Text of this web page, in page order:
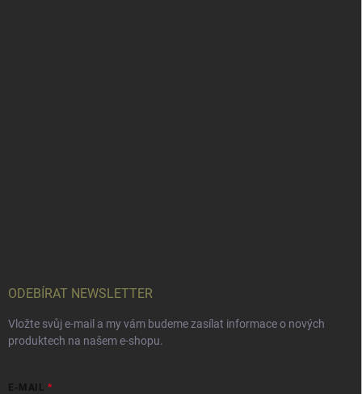
ODEBÍRAT NEWSLETTER
Vložte svůj e-mail a my vám budeme zasílat informace o nových
produktech na našem e-shopu.
E-MAIL